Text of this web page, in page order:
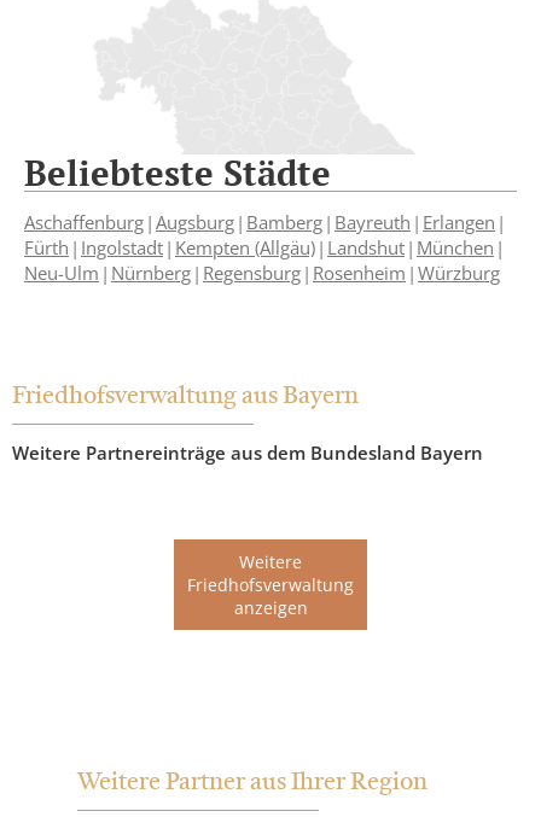
Beliebteste Städte
Aschaffenburg Augsburg Bamberg Bayreuth Erlangen
Fürth Ingolstadt Kempten (Allgäu) Landshut München
Neu-Ulm Nürnberg Regensburg Rosenheim Würzburg
Friedhofsverwaltung aus Bayern
Weitere Partnereinträge aus dem Bundesland Bayern
Weitere
Friedhofsverwaltung
anzeigen
Weitere Partner aus Ihrer Region